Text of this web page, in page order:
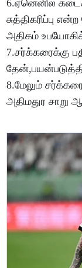
6.ஏனெனில்
சுத்திகரிப்பு
அதிகம்
7.சர்க்கரைக்கு
8.மேலும்
அதிமதுர சாறு